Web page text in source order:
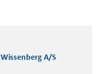
Wissenberg A/S